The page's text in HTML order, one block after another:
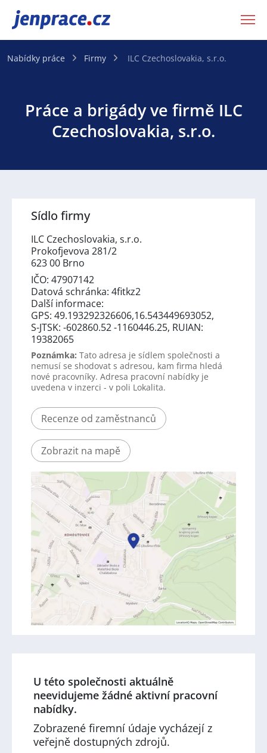
JenPráce.cz
Nabídky práce Firmy ILC Czechoslovakia, s.r.o.
Práce a brigády ve firmě ILC
Czechoslovakia, s.r.o.
Sídlo firmy
ILC Czechoslovakia, s.r.o.
Prokofjevova 281/2
623 00 Brno
IČO: 47907142
Datová schránka: 4fitkz2
Další informace:
GPS: 49.193292326606,16.543449693052,
S-JTSK: -602860.52 -1160446.25, RUIAN:
19382065
Poznámka: Tato adresa je sídlem společnosti a
nemusí se shodovat s adresou, kam firma hledá
nové pracovníky. Adresa pracovní nabídky je
uvedena v inzerci - v poli Lokalita.
Recenze od zaměstnanců
Zobrazit na mapě
U této společnosti aktuálně
neevidujeme žádné aktivní pracovní
nabídky.
Zobrazené firemní údaje vycházejí z
veřejně dostupných zdrojů.